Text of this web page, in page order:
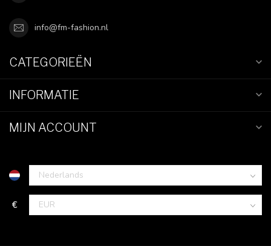
info@fm-fashion.nl
CATEGORIEËN
INFORMATIE
MIJN ACCOUNT
€